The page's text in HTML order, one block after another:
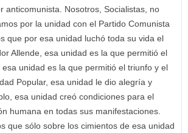
anticomunista. Nosotros, Socialistas, no
por la unidad con el Partido Comunista
que por esa unidad luchó toda su vida el
Allende, esa unidad es la que permitió el
unidad es la que permitió el triunfo y el
Popular, esa unidad le dio alegría y
esa unidad creó condiciones para el
humana en todas sus manifestaciones.
que sólo sobre los cimientos de esa unidad